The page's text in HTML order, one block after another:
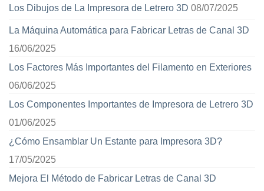
Los Dibujos de La Impresora de Letrero 3D 08/07/2025
La Máquina Automática para Fabricar Letras de Canal 3D
16/06/2025
Los Factores Más Importantes del Filamento en Exteriores
06/06/2025
Los Componentes Importantes de Impresora de Letrero 3D
01/06/2025
¿Cómo Ensamblar Un Estante para Impresora 3D?
17/05/2025
Mejora El Método de Fabricar Letras de Canal 3D